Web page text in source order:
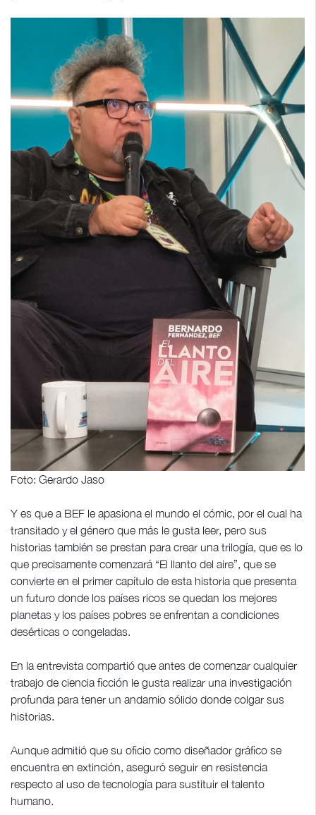
Foto: Gerardo Jaso
Y es que a BEF le apasiona el mundo el cómic, por el cual ha
transitado y el género que más le gusta leer, pero sus
historias también se prestan para crear una trilogía, que es lo
que precisamente comenzará “El llanto del aire”, que se
convierte en el primer capítulo de esta historia que presenta
un futuro donde los países ricos se quedan los mejores
planetas y los países pobres se enfrentan a condiciones
desérticas o congeladas.
En la entrevista compartió que antes de comenzar cualquier
trabajo de ciencia ficción le gusta realizar una investigación
profunda para tener un andamio sólido donde colgar sus
historias.
Aunque admitió que su oficio como diseñador gráfico se
encuentra en extinción, aseguró seguir en resistencia
respecto al uso de tecnología para sustituir el talento
humano.